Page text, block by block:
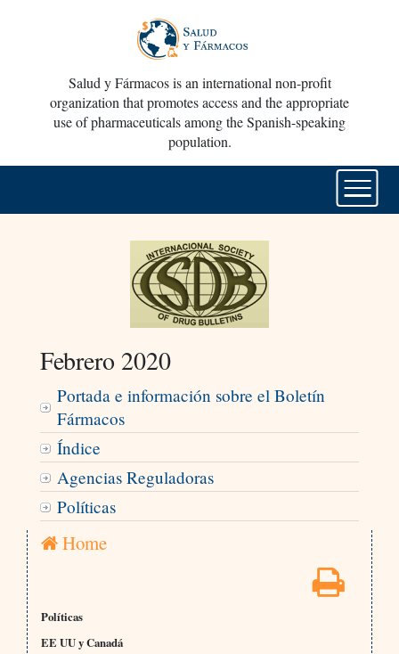
Salud y Fármacos is an international non-profit
organization that promotes access and the appropriate
use of pharmaceuticals among the Spanish-speaking
population.
Febrero 2020
Portada e información sobre el Boletín
Fármacos
Índice
Agencias Reguladoras
Políticas
Home
Políticas
EE UU y Canadá